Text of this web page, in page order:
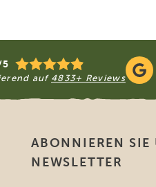
auf 4833+ Reviews
ABONNIEREN SIE
NEWSLETTER